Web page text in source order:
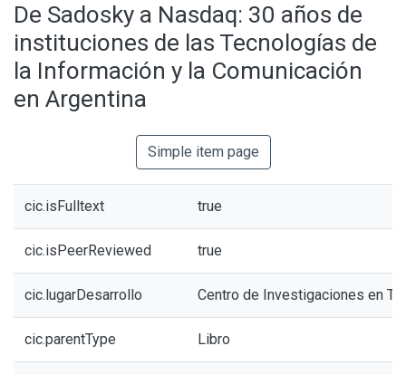
Aportar material
Statistics
De Sadosky a Nasdaq: 30 años de
instituciones de las Tecnologías de
la Información y la Comunicación
en Argentina
Simple item page
cic.isFulltext true
cic.isPeerReviewed true
cic.lugarDesarrollo Centro de Investigaciones en
cic.parentType Libro